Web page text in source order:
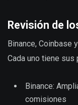
Revisión de
Binance, Coinbase
Cada uno tiene sus
Binance:
comisiones